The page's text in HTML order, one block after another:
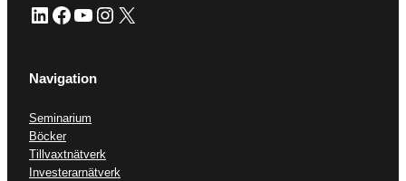
LinkedIn
Facebook
YouTube
Instagram
X
Navigation
Seminarium
Böcker
Tillvaxtnätverk
Investerarnätverk